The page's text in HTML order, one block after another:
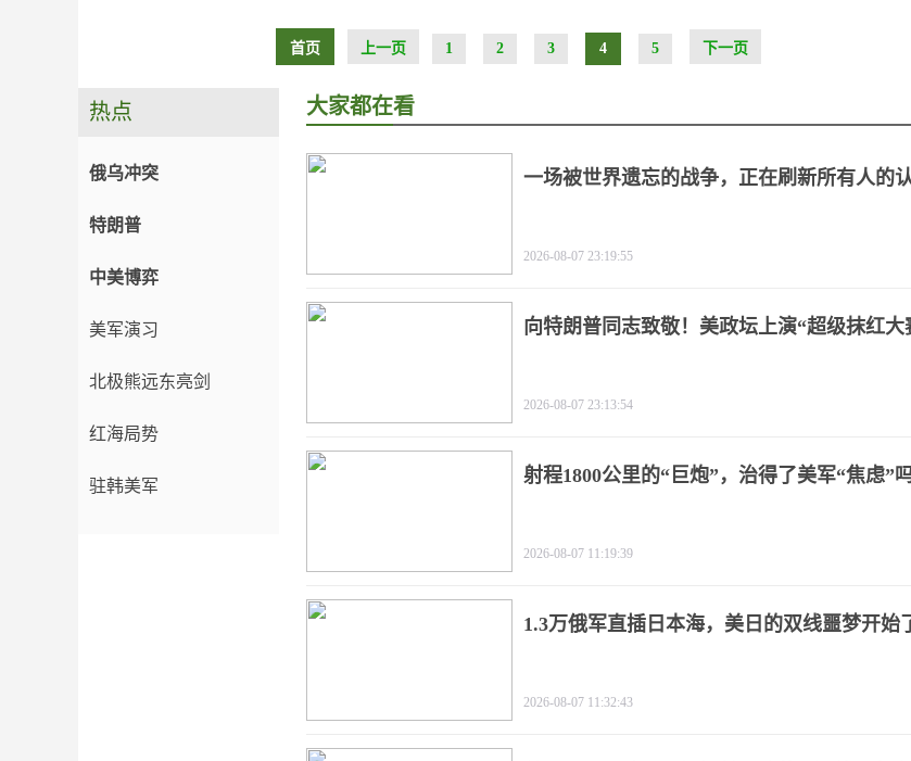
首页 上一页 1 2 3 4 5 下一页
热点
俄乌冲突
特朗普
中美博弈
美军演习
北极熊远东亮剑
红海局势
驻韩美军
大家都在看
一场被世界遗忘的战争，正在刷新所有人的
2026-08-07 23:19:55
向特朗普同志致敬！美政坛上演“超级抹红大
2026-08-07 23:13:54
射程1800公里的“巨炮”，治得了美军“焦虑”吗
2026-08-07 11:19:39
1.3万俄军直插日本海，美日的双线噩梦开始
2026-08-07 11:32:43